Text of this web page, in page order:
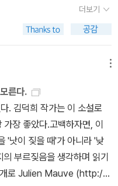
로 제시하고 있지만, 데리
다 중층적인 해석을 시도할
한다. 독자는 데리다의 글
아니라 늘 새로운 연구 주제
것이다. 요컨대, 여기에 대
어쓴 것은 『그라마톨로지』
의 재구성이며, 독자의 전공
하게 발견할 수 있는 데리다
다의 글을 어
담을 운문 소설로 표현하는
망 중. 즐겁게 만족하며 읽
연습』도 사고 말았죠. •
못 말해진 / 최악을 향하여
모으는 목표점으로 슬슬
케트도 자주 찾게 되는데
월 구매한
을 주로 구매했구만🤓• 안
지성사) • 임승유『나는 겨
지성사) • 한유주
)• 에이드리언 리치 『공통언
는 철학의 방법론을 제시하고
미와 무의미의 경계에서>,
고 생각한다. 개념 이라는 것
설명하는 것으로, 아직까
기존 개념은 한계를 지닌다.
유한 특성인 '차이 자체'가
로 드러날 수 없는 그 자체
달리 '차이 자체 la differenc
말하자면 '차이 자체'는 이
것이다.(p48)... 들뢰즈가 보
더보기
른다.
. 김덕희 작가는 이 소설로
장 좋았다.고백하자면, 이
'낫이 짖을 때'가 아니라 '낮
부르짖음을 생각하며 읽기
개로 Julien Mauve (http://